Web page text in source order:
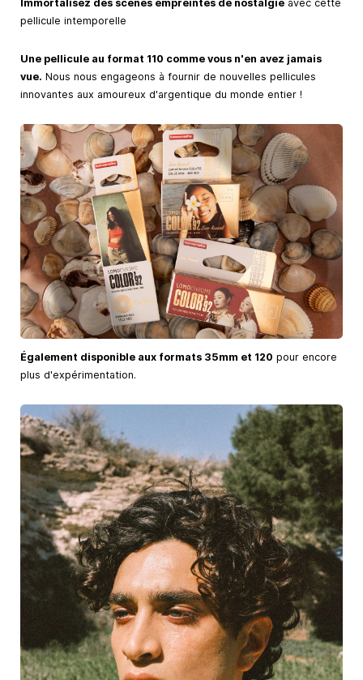
Immortalisez des scènes empreintes de nostalgie avec cette
pellicule intemporelle
Une pellicule au format 110 comme vous n'en avez jamais
vue. Nous nous engageons à fournir de nouvelles pellicules
innovantes aux amoureux d'argentique du monde entier !
Également disponible aux formats 35mm et 120 pour encore
plus d'expérimentation.